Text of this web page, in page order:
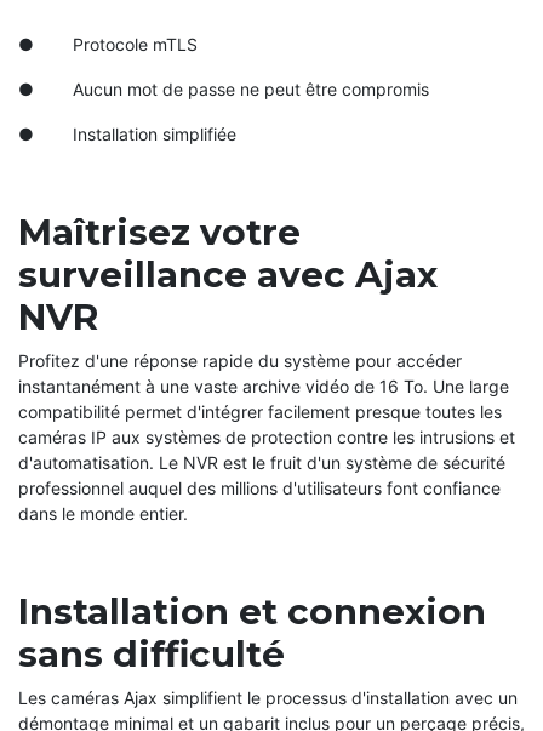
● Protocole mTLS
● Aucun mot de passe ne peut être compromis
● Installation simplifiée
Maîtrisez votre
surveillance avec Ajax
NVR
Profitez d'une réponse rapide du système pour accéder
instantanément à une vaste archive vidéo de 16 To. Une large
compatibilité permet d'intégrer facilement presque toutes les
caméras IP aux systèmes de protection contre les intrusions et
d'automatisation. Le NVR est le fruit d'un système de sécurité
professionnel auquel des millions d'utilisateurs font confiance
dans le monde entier.
Installation et connexion
sans difficulté
Les caméras Ajax simplifient le processus d'installation avec un
démontage minimal et un gabarit inclus pour un perçage précis,